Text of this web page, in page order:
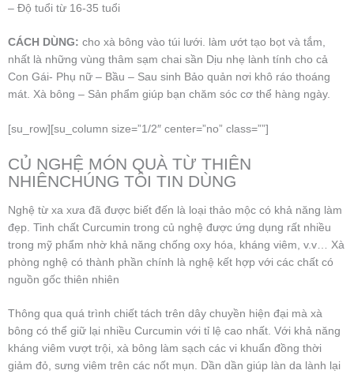
– Độ tuổi từ 16-35 tuổi
CÁCH DÙNG: cho xà bông vào túi lưới. làm ướt tạo bọt và tắm,
nhất là những vùng thâm sạm chai sần Dịu nhẹ lành tính cho cả
Con Gái- Phụ nữ – Bầu – Sau sinh Bảo quản nơi khô ráo thoáng
mát. Xà bông – Sản phẩm giúp bạn chăm sóc cơ thể hàng ngày.
[su_row][su_column size=”1/2″ center=”no” class=””]
CỦ NGHỆ MÓN QUÀ TỪ THIÊN
NHIÊNCHÚNG TÔI TIN DÙNG
Nghệ từ xa xưa đã được biết đến là loại thảo mộc có khả năng làm
đẹp. Tinh chất Curcumin trong củ nghệ được ứng dụng rất nhiều
trong mỹ phẩm nhờ khả năng chống oxy hóa, kháng viêm, v.v… Xà
phòng nghệ có thành phần chính là nghệ kết hợp với các chất có
nguồn gốc thiên nhiên
Thông qua quá trình chiết tách trên dây chuyền hiện đại mà xà
bông có thể giữ lại nhiều Curcumin với tỉ lệ cao nhất. Với khả năng
kháng viêm vượt trội, xà bông làm sạch các vi khuẩn đồng thời
giảm đỏ, sưng viêm trên các nốt mụn. Dần dần giúp làn da lành lại